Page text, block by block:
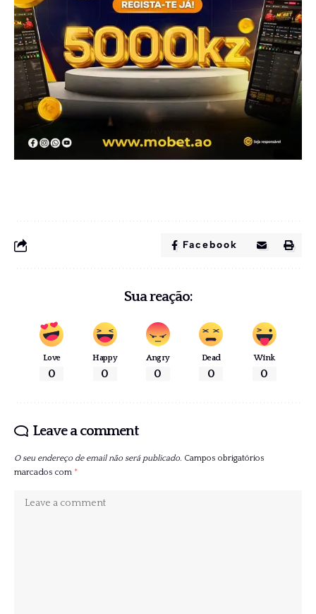
Facebook
Sua reação:
Love
0
Happy
0
Angry
0
Dead
0
Wink
0
Leave a comment
O seu endereço de email não será publicado. Campos obrigatórios
marcados com *